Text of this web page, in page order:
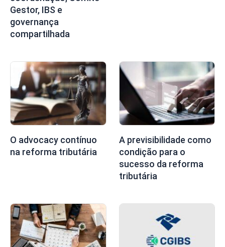
Gestor, IBS e
governança
compartilhada
O advocacy contínuo
na reforma tributária
A previsibilidade como
condição para o
sucesso da reforma
tributária